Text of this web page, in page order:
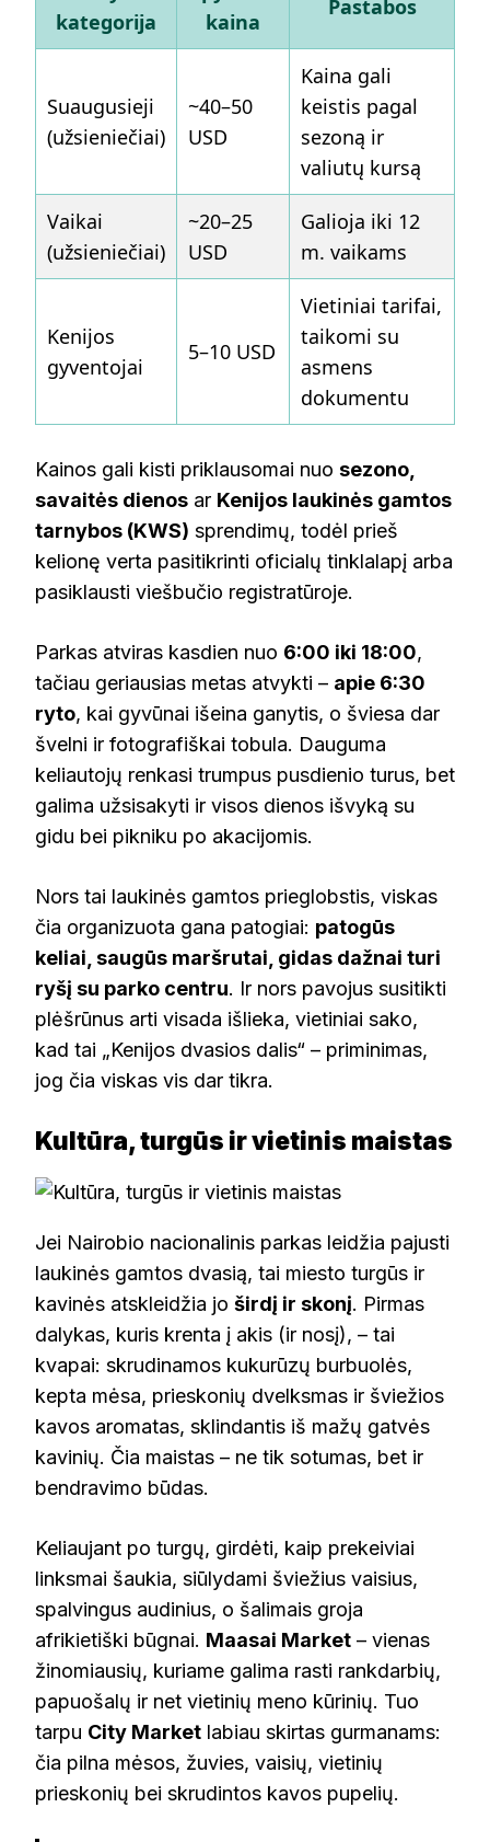
kategorija
kaina
Pastabos
Suaugusieji
(užsieniečiai)
~40–50
USD
Kaina gali
keistis pagal
sezoną ir
valiutų kursą
Vaikai
(užsieniečiai)
~20–25
USD
Galioja iki 12
m. vaikams
Kenijos
gyventojai
5–10 USD
Vietiniai tarifai,
taikomi su
asmens
dokumentu
Kainos gali kisti priklausomai nuo sezono,
savaitės dienos ar Kenijos laukinės gamtos
tarnybos (KWS) sprendimų, todėl prieš
kelionę verta pasitikrinti oficialų tinklalapį arba
pasiklausti viešbučio registratūroje.
Parkas atviras kasdien nuo 6:00 iki 18:00,
tačiau geriausias metas atvykti – apie 6:30
ryto, kai gyvūnai išeina ganytis, o šviesa dar
švelni ir fotografiškai tobula. Dauguma
keliautojų renkasi trumpus pusdienio turus, bet
galima užsisakyti ir visos dienos išvyką su
gidu bei pikniku po akacijomis.
Nors tai laukinės gamtos prieglobstis, viskas
čia organizuota gana patogiai: patogūs
keliai, saugūs maršrutai, gidas dažnai turi
ryšį su parko centru. Ir nors pavojus susitikti
plėšrūnus arti visada išlieka, vietiniai sako,
kad tai „Kenijos dvasios dalis“ – priminimas,
jog čia viskas vis dar tikra.
Kultūra, turgūs ir vietinis maistas
Jei Nairobio nacionalinis parkas leidžia pajusti
laukinės gamtos dvasią, tai miesto turgūs ir
kavinės atskleidžia jo širdį ir skonį. Pirmas
dalykas, kuris krenta į akis (ir nosį), – tai
kvapai: skrudinamos kukurūzų burbuolės,
kepta mėsa, prieskonių dvelksmas ir šviežios
kavos aromatas, sklindantis iš mažų gatvės
kavinių. Čia maistas – ne tik sotumas, bet ir
bendravimo būdas.
Keliaujant po turgų, girdėti, kaip prekeiviai
linksmai šaukia, siūlydami šviežius vaisius,
spalvingus audinius, o šalimais groja
afrikietiški būgnai. Maasai Market – vienas
žinomiausių, kuriame galima rasti rankdarbių,
papuošalų ir net vietinių meno kūrinių. Tuo
tarpu City Market labiau skirtas gurmanams:
čia pilna mėsos, žuvies, vaisių, vietinių
prieskonių bei skrudintos kavos pupelių.